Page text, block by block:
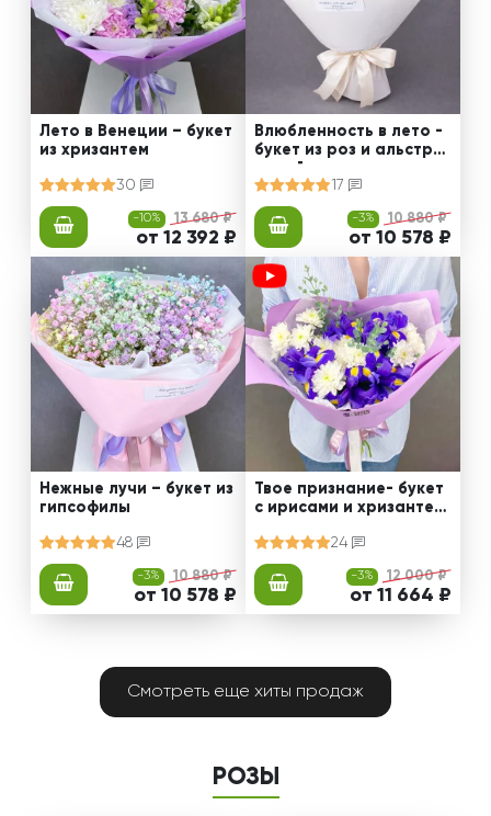
Лето в Венеции – букет
из хризантем
30
-10% 13 680 ₽
от 12 392 ₽
Влюбленность в лето -
букет из роз и альстро
мерий
17
-3% 10 880 ₽
от 10 578 ₽
Нежные лучи – букет из
гипсофилы
48
-3% 10 880 ₽
от 10 578 ₽
Твое признание- букет
с ирисами и хризантем
24
-3% 12 000 ₽
от 11 664 ₽
Смотреть еще хиты продаж
РОЗЫ